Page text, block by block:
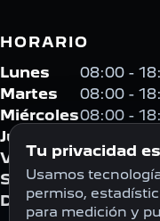
HORARIO
Lunes
08:00 -
Martes
08:00 -
Miércoles08:00 -
Jueves
Viernes
08:00 -
Sábado
Cerrado
Domingo Cerrado
Tu privacidad
Usamos
permiso,
para medición y